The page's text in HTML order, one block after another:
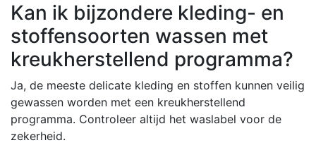
Kan ik bijzondere kleding- en
stoffensoorten wassen met
kreukherstellend programma?
Ja, de meeste delicate kleding en stoffen kunnen veilig
gewassen worden met een kreukherstellend
programma. Controleer altijd het waslabel voor de
zekerheid.